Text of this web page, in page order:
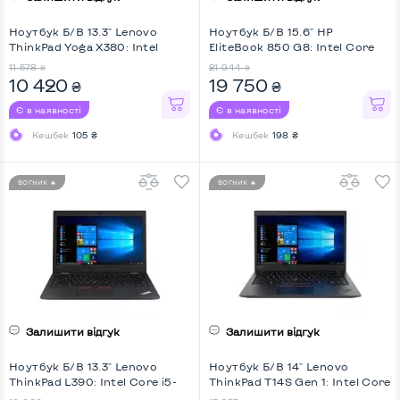
Ноутбук Б/В 13.3" Lenovo
ThinkPad Yoga X380: Intel
HD, Touchscreen, Key Light,
Screen 360
11 578 ₴
10 420 ₴
Є в наявності
Кешбек 105 ₴
Ноутбук Б/В 15.6" HP
EliteBook 850 G8: Intel Core
HD, Key Light
21 944 ₴
19 750 ₴
Є в наявності
Кешбек 198 ₴
ВОГНИК 🔥
Залишити відгук
Ноутбук Б/В 13.3" Lenovo
ThinkPad L390: Intel Core i5-
ВОГНИК 🔥
Залишити відгук
Ноутбук Б/В 14" Lenovo
ThinkPad T14S Gen 1: Intel Core